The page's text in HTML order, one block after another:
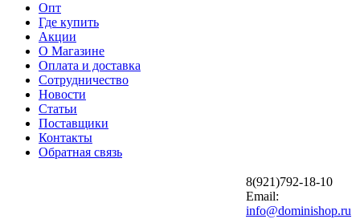
Опт
Где купить
Акции
О Магазине
Оплата и доставка
Сотрудничество
Новости
Статьи
Поставщики
Контакты
Обратная связь
8(921)792-18-10
Email:
info@dominishop.ru